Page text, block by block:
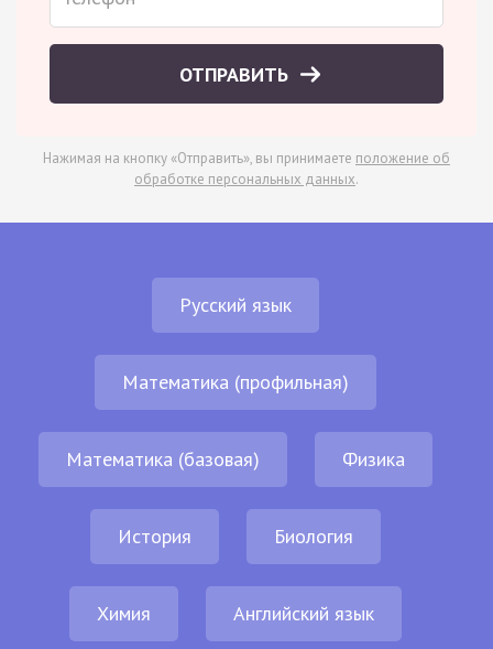
ОТПРАВИТЬ
Нажимая на кнопку «Отправить», вы принимаете положение об
обработке персональных данных.
Русский язык
Математика (профильная)
Математика (базовая) Физика
История Биология
Химия Английский язык